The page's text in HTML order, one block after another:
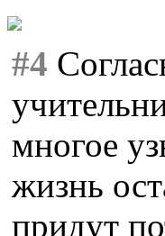
#4
многое
жизнь
придут